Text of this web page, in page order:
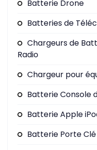
Batterie Drone
Batteries de
Chargeurs de
Radio
Chargeur pour
Batterie Console
Batterie Apple
Batterie Porte Clé